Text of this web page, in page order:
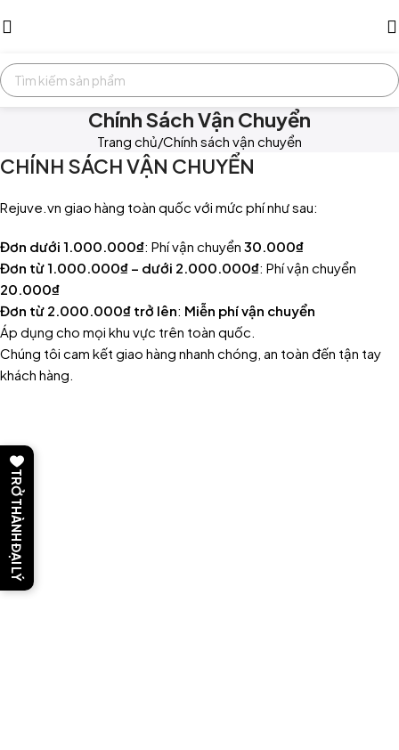
Chính Sách Vận Chuyển
Trang chủ Chính sách vận chuyển
CHÍNH SÁCH VẬN CHUYỂN
Rejuve.vn giao hàng toàn quốc với mức phí như sau:
Đơn dưới 1.000.000₫: Phí vận chuyển 30.000₫
Đơn từ 1.000.000₫ – dưới 2.000.000₫: Phí vận chuyển
20.000₫
Đơn từ 2.000.000₫ trở lên: Miễn phí vận chuyển
Áp dụng cho mọi khu vực trên toàn quốc.
Chúng tôi cam kết giao hàng nhanh chóng, an toàn đến tận tay
khách hàng.
TRỞ THÀNH ĐẠI LÝ